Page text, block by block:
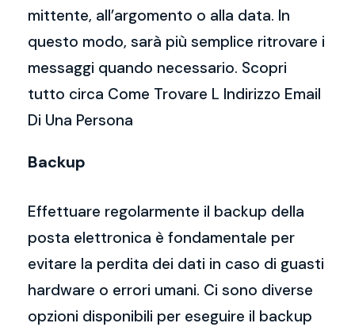
mittente, all’argomento o alla data. In
questo modo, sarà più semplice ritrovare i
messaggi quando necessario. Scopri
tutto circa Come Trovare L Indirizzo Email
Di Una Persona
Backup
Effettuare regolarmente il backup della
posta elettronica è fondamentale per
evitare la perdita dei dati in caso di guasti
hardware o errori umani. Ci sono diverse
opzioni disponibili per eseguire il backup